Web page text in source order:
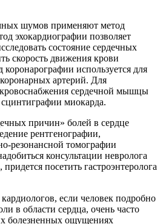
шумов применяют метод
эхокардиографии позволяет
состояние сердечных
скорость движения крови
используется для
артерий. Для
кровоснабжения сердечной мышцы
миокарда.
причин» болей в сердце
рентгенографии,
резонансной томографии
консультации невролога
посетить гастроэнтеролога
если человек подробно
в области сердца, очень часто
болезненных ощущениях